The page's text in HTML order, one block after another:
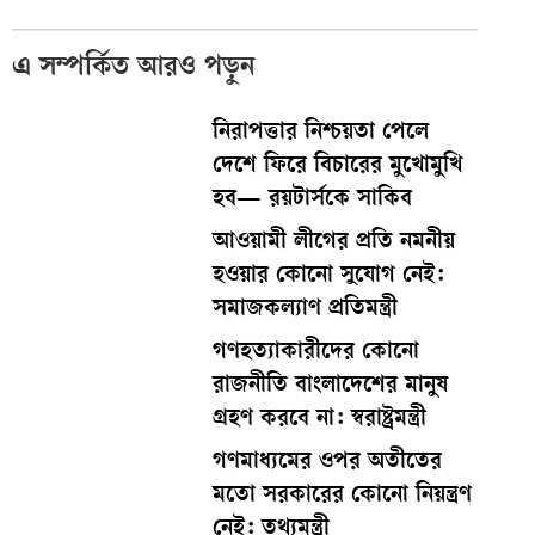
এ সম্পর্কিত আরও পড়ুন
নিরাপত্তার নিশ্চয়তা পেলে
দেশে ফিরে বিচারের মুখোমুখি
হব— রয়টার্সকে সাকিব
আওয়ামী লীগের প্রতি নমনীয়
হওয়ার কোনো সুযোগ নেই:
সমাজকল্যাণ প্রতিমন্ত্রী
গণহত্যাকারীদের কোনো
রাজনীতি বাংলাদেশের মানুষ
গ্রহণ করবে না: স্বরাষ্ট্রমন্ত্রী
গণমাধ্যমের ওপর অতীতের
মতো সরকারের কোনো নিয়ন্ত্রণ